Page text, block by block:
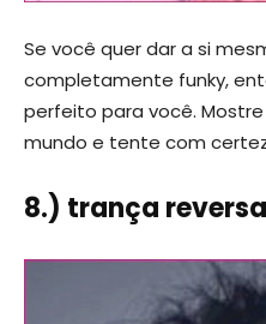
Se você quer dar a si
completamente funky,
perfeito para você.
mundo e tente com
8.) trança